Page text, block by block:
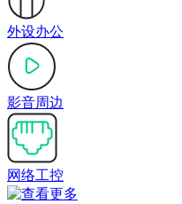
外设办公
影音周边
网络工控